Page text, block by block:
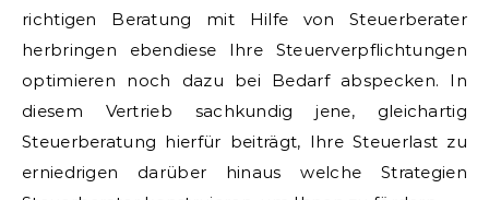
richtigen Beratung mit Hilfe von Steuerberater
herbringen ebendiese Ihre Steuerverpflichtungen
optimieren noch dazu bei Bedarf abspecken. In
diesem Vertrieb sachkundig jene, gleichartig
Steuerberatung hierfür beiträgt, Ihre Steuerlast zu
erniedrigen darüber hinaus welche Strategien